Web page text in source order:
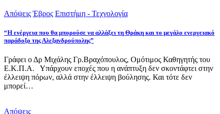
Απόψεις Έβρος Επιστήμη - Τεχνολογία
“Η ενέργεια που θα μπορούσε να αλλάξει τη Θράκη και το μεγάλο ενεργειακό
παράδοξο της Αλεξανδρούπολης”
Γράφει ο Δρ Μιχάλης Γρ.Βραχόπουλος, Ομότιμος Καθηγητής του
Ε.Κ.Π.Α. Υπάρχουν εποχές που η ανάπτυξη δεν σκοντάφτει στην
έλλειψη πόρων, αλλά στην έλλειψη βούλησης. Και τότε δεν
μπορεί…
Απόψεις